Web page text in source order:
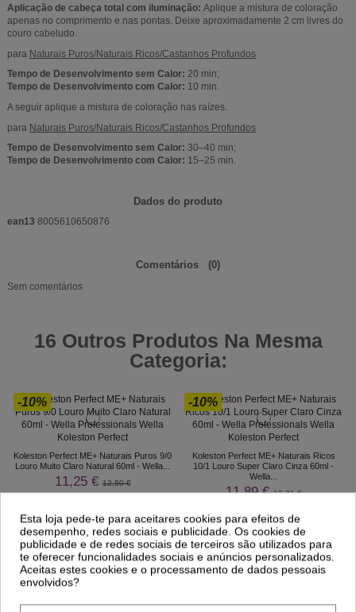
Aplicação de cabeça total com iluminação: Aplique a mistura de coloração
apenas no comprimento e nas pontas. Deixe aproximadamente 2 cm livres do
couro cabeludo.
para Naturais Puros/Naturais Ricos/Castanhos Profundos
Tempo de Desenvolvimento sem Calor: 20 min;
Tempo de Desenvolvimento com Calor: 10 min.
A seguir aplique a mistura de coloração nas raízes.
para Naturais Puros/Naturais Ricos/Castanhos Profundos
Tempo de Desenvolvimento sem Calor: 30–40 min;
Tempo de Desenvolvimento com Calor: 15–25 min.
Dados do produto
ean13 8005610650876
Comentários (0)
Sem comentários
16 Outros Produtos Na Mesma
Categoria:
-10%
Koleston Perfect ME+ Naturais Puros 9/0
Louro Muito Claro Natural 60ml - Wella...
11,25 €12,50 €
-10%
Koleston Perfect ME+ Naturais Ricos
10/1 Louro Super Claro Cinza 60ml -
Wella...
11,89 €13,21 €
Esta loja pede-te para aceitares cookies para efeitos de
desempenho, redes sociais e publicidade. Os cookies de
publicidade e de redes sociais de terceiros são utilizados para
te oferecer funcionalidades sociais e anúncios personalizados.
Aceitas estes cookies e o processamento de dados pessoais
envolvidos?